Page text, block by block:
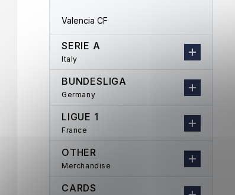
Valencia CF
SERIE A
Italy
BUNDESLIGA
Germany
LIGUE 1
France
OTHER
Merchandise
CARDS